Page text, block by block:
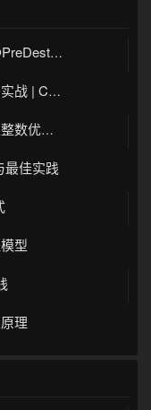
整与实战
达式详解
性能分析
最佳实践
型
理